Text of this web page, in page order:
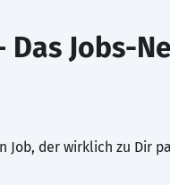
Das Jobs-
Job, der wirklich zu Dir